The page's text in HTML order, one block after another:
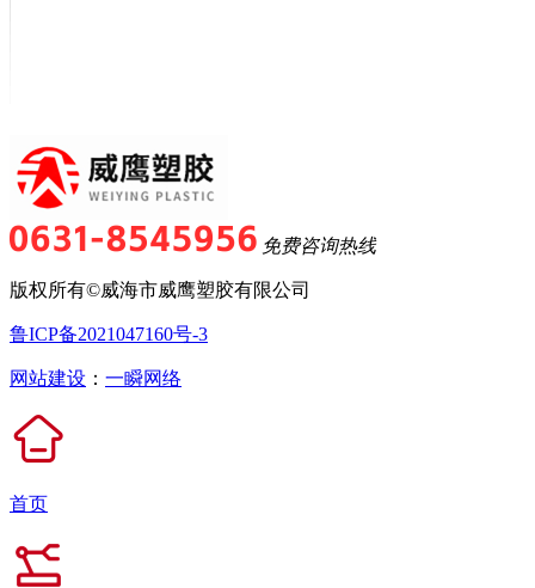
免费咨询热线
版权所有©威海市威鹰塑胶有限公司
鲁ICP备2021047160号-3
网站建设 ： 一瞬网络
首页